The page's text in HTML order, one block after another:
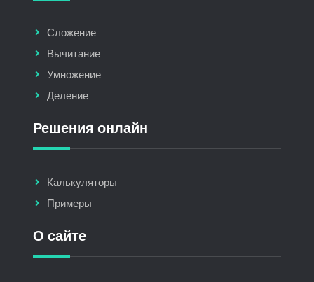
Сложение
Вычитание
Умножение
Деление
Решения онлайн
Калькуляторы
Примеры
О сайте